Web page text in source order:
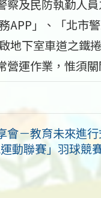
及民防執勤人
APP」、「北市
地下室車道之鐵
運作業，惟須
會－教育未來進行
動聯賽」羽球競